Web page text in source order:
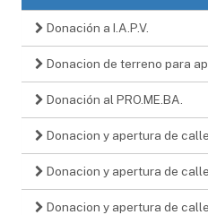
Donación a I.A.P.V.
Donacion de terreno para
Donación al PRO.ME.BA.
Donacion y apertura de
Donacion y apertura de
Donacion y apertura de